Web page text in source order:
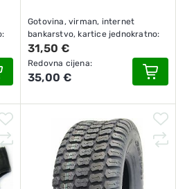
Gotovina, virman, internet
bankarstvo, kartice jednokratno:
31,50 €
Redovna cijena:
35,00 €